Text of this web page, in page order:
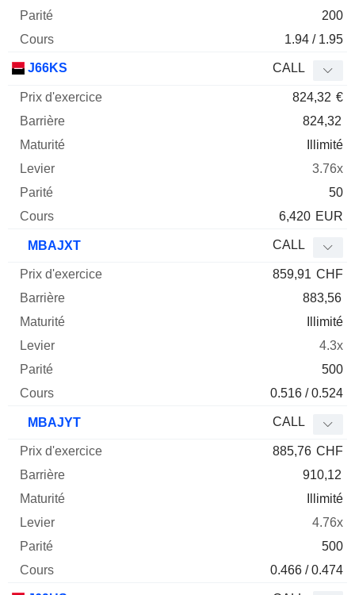
200
1.94 / 1.95
J66KS CALL
824,32 €
824,32
Illimité
3.76x
50
6,420 EUR
MBAJXT CALL
859,91 CHF
883,56
Illimité
4.3x
500
0.516 / 0.524
MBAJYT CALL
885,76 CHF
910,12
Illimité
4.76x
500
0.466 / 0.474